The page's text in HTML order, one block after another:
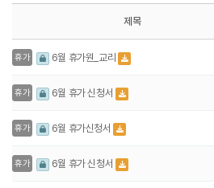
제목
휴가 6월 휴가원_교리
휴가 6월 휴가 신청서
휴가 6월 휴가신청서
휴가 6월 휴가 신청서